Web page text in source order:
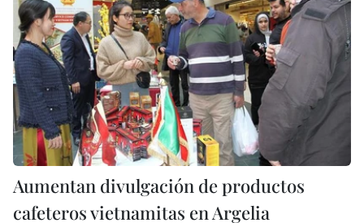
Aumentan divulgación de productos
cafeteros vietnamitas en Argelia